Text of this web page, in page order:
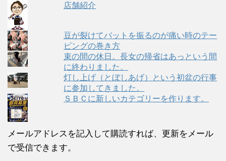
店舗紹介
豆が裂けてバットを振るのが痛い時のテー
ピングの巻き方
束の間の休日。長女の帰省はあっという間
に終わりました。
灯し上げ（とぼしあげ）という初盆の行事
に参加してきました。
ＳＢＣに新しいカテゴリーを作ります。
メールアドレスを記入して購読すれば、更新をメール
で受信できます。